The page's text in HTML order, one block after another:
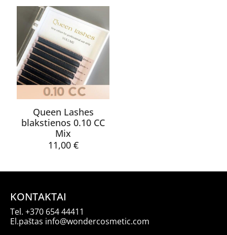
Pavadinimas*
paštas*
Noriu savo interneto naršyklėje išsaugoti vardą, el. pašto
adresą ir interneto puslapį, kad jų nebereiktų įvesti iš naujo, kai
kitą kartą vėl norėsiu parašyti komentarą.
through
Queen Lashes
blakstienos 0.10 CC
Mix
11,00 €
KONTAKTAI
Tel. +370 654 44411
El.paštas info@wondercosmetic.com